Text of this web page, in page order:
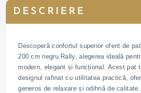
DESCRIERE
Descoperă confortul superior oferit de
200 cm negru Rally, alegerea ideală
modern, elegant și funcțional. Acest pat
designul rafinat cu utilitatea practică,
generos de relaxare și odihnă de calitate.